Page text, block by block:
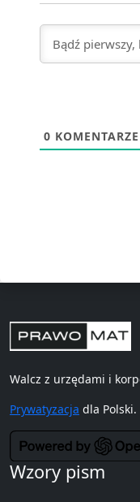
0 KOMENTARZE
Walcz z urzędami i
Prywatyzacja dla Polski.
Wzory pism